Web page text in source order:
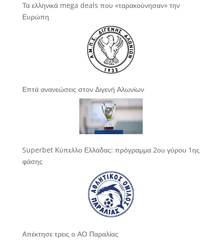
Τα ελληνικά mega deals που «ταρακούνησαν» την
Ευρώπη
Επτά ανανεώσεις στον Διγενή Αλωνίων
Superbet Κύπελλο Ελλάδας: πρόγραμμα 2ου γύρου 1ης
φάσης
Απέκτησε τρεις ο ΑΟ Παραλίας